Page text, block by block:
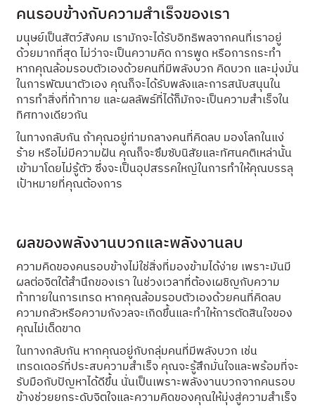
คนรอบข้างกับความสำเร็จของเรา
มนุษย์เป็นสัตว์สังคม เรามักจะได้รับอิทธิพลจากคนที่เราอยู่
ด้วยมากที่สุด ไม่ว่าจะเป็นความคิด การพูด หรือการกระทำ
หากคุณล้อมรอบตัวเองด้วยคนที่มีพลังบวก คิดบวก และมุ่งมั่น
ในการพัฒนาตัวเอง คุณก็จะได้รับพลังและการสนับสนุนใน
การทำสิ่งที่ท้าทาย และผลลัพธ์ที่ได้ก็มักจะเป็นความสำเร็จใน
ทิศทางเดียวกัน
ในทางกลับกัน ถ้าคุณอยู่ท่ามกลางคนที่คิดลบ มองโลกในแง่
ร้าย หรือไม่มีความฝัน คุณก็จะซึมซับนิสัยและทัศนคติเหล่านั้น
เข้ามาโดยไม่รู้ตัว ซึ่งจะเป็นอุปสรรคใหญ่ในการทำให้คุณบรรลุ
เป้าหมายที่คุณต้องการ
ผลของพลังงานบวกและพลังงานลบ
ความคิดของคนรอบข้างไม่ใช่สิ่งที่มองข้ามได้ง่าย เพราะมันมี
ผลต่อจิตใต้สำนึกของเรา ในช่วงเวลาที่ต้องเผชิญกับความ
ท้าทายในการเทรด หากคุณล้อมรอบตัวเองด้วยคนที่คิดลบ
ความกลัวหรือความกังวลจะเกิดขึ้นและทำให้การตัดสินใจของ
คุณไม่เด็ดขาด
ในทางกลับกัน หากคุณอยู่กับกลุ่มคนที่มีพลังบวก เช่น
เทรดเดอร์ที่ประสบความสำเร็จ คุณจะรู้สึกมั่นใจและพร้อมที่จะ
รับมือกับปัญหาได้ดีขึ้น นั่นเป็นเพราะพลังงานบวกจากคนรอบ
ข้างช่วยยกระดับจิตใจและความคิดของคุณให้มุ่งสู่ความสำเร็จ